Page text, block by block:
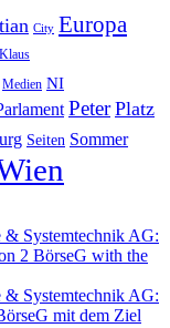
City Europa
Klaus
Medien NI
Peter Platz
Seiten Sommer
Systemtechnik AG:
2 BörseG with the
Systemtechnik AG:
mit dem Ziel